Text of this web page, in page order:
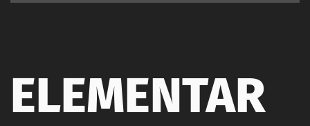
ELEMENTAR